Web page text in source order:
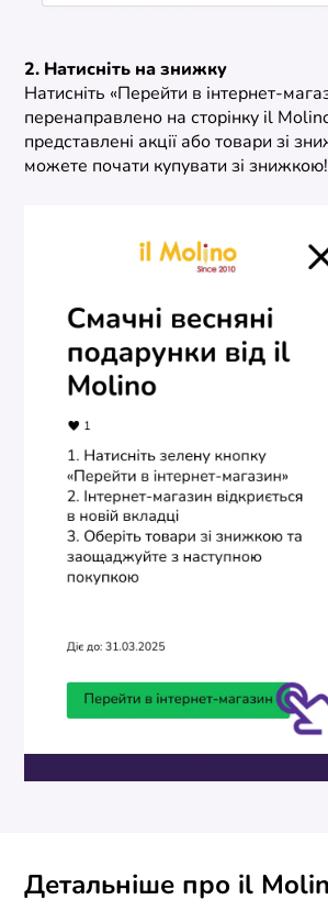
2. Натисніть на знижку
Натисніть «Перейти в інтернет-
перенаправлено на сторінку il
представлені акції або товари зі
можете почати купувати зі знижкою!
Детальніше про il